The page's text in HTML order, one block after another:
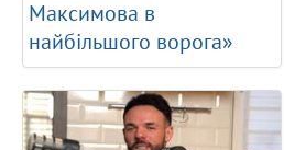
Максимова в
найбільшого ворога»